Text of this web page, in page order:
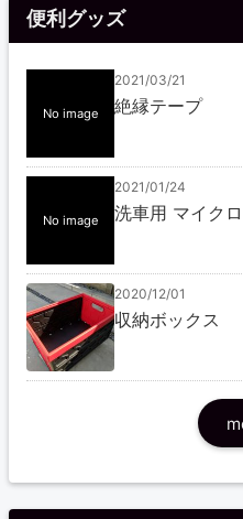
便利グッズ
No image
2021/03/21
絶縁テープ
No image
2021/01/24
洗車用 マイク
2020/12/01
収納ボックス